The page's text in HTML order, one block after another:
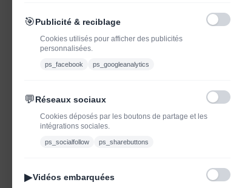
🎯Publicité & reciblage
Cookies utilisés pour afficher des publicités
personnalisées.
ps_facebook ps_googleanalytics
💬Réseaux sociaux
Cookies déposés par les boutons de partage et les
intégrations sociales.
ps_socialfollow ps_sharebuttons
▶Vidéos embarquées